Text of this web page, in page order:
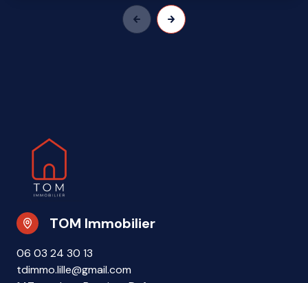
TOM Immobilier
06 03 24 30 13
tdimmo.lille@gmail.com